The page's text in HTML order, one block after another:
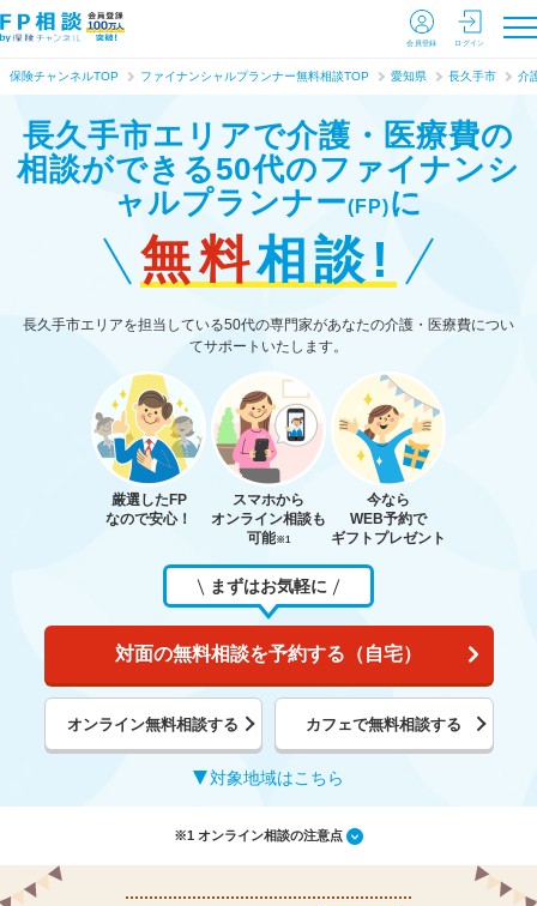
会員登録 ログイン
保険チャンネルTOP ファイナンシャルプランナー無料相談TOP 愛知県 長久手市 介
長久手市エリアで介護・医療費の
相談ができる50代のファイナンシ
ャルプランナー(FP)に
無料相談!
長久手市エリアを担当している50代の専門家があなたの介護・医療費につい
てサポートいたします。
厳選したFP
なので安心！
スマホから
オンライン相談も
可能※1
今なら
WEB予約で
ギフトプレゼント
まずはお気軽に
対面の無料相談を予約する（自宅）
オンライン無料相談する カフェで無料相談する
対象地域はこちら
※1 オンライン相談の注意点